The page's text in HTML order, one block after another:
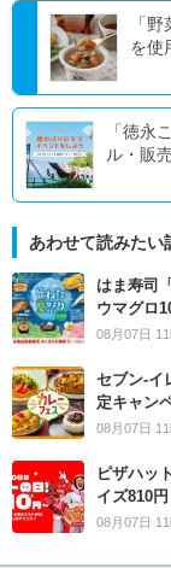
「
を使
「徳永
ル・販
あわせて読みたい
はま寿司
ウマグロ
08月07日
セブン‐イ
定キャン
08月07日
ピザハッ
イズ810
08月07日